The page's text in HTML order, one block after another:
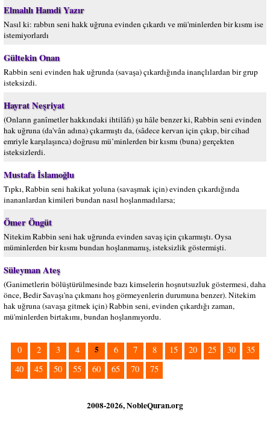
Elmalılı Hamdi Yazır
Nasıl ki: rabbın seni hakk uğruna evinden çıkardı ve mü'minlerden bir kısmı ise
istemiyorlardı
Gültekin Onan
Rabbin seni evinden hak uğrunda (savaşa) çıkardığında inançlılardan bir grup
isteksizdi.
Hayrat Neşriyat
(Onların ganîmetler hakkındaki ihtilâfı) şu hâle benzer ki, Rabbin seni evinden
hak uğruna (da'vân adına) çıkarmıştı da, (sâdece kervan için çıkıp, bir cihad
emriyle karşılaşınca) doğrusu mü’minlerden bir kısmı (buna) gerçekten
isteksizlerdi.
Mustafa İslamoğlu
Tıpkı, Rabbin seni hakikat yoluna (savaşmak için) evinden çıkardığında
inananlardan kimileri bundan nasıl hoşlanmadılarsa;
Ömer Öngüt
Nitekim Rabbin seni hak uğrunda evinden savaş için çıkarmıştı. Oysa
müminlerden bir kısmı bundan hoşlanmamış, isteksizlik göstermişti.
Süleyman Ateş
(Ganimetlerin bölüştürülmesinde bazı kimselerin hoşnutsuzluk göstermesi, daha
önce, Bedir Savaşı'na çıkmanı hoş görmeyenlerin durumuna benzer). Nitekim
hak uğruna (savaşa gitmek için) Rabbin seni, evinden çıkardığı zaman,
mü'minlerden birtakımı, bundan hoşlanmıyordu.
0 2 3 4 5 6 7 8 15 20 25 30
35
40
45 50 55 60 65 70 75
2008-2026, NobleQuran.org